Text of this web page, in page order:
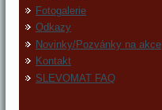
Fotogalerie
Odkazy
Novinky/Pozvánky na akce
Kontakt
SLEVOMAT FAQ